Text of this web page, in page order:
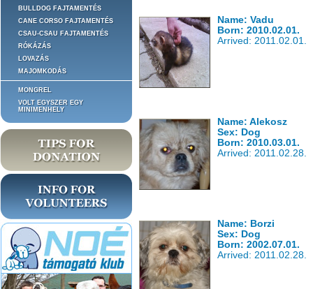
BULLDOG FAJTAMENTÉS
CANE CORSO FAJTAMENTÉS
CSAU-CSAU FAJTAMENTÉS
RÓKÁZÁS
LOVAZÁS
MAJOMKODÁS
MONGREL
VOLT EGYSZER EGY
MINIMENHELY
Name: Vadu
Born: 2010.02.01.
Arrived: 2011.02.01.
Name: Alekosz
Sex: Dog
Born: 2010.03.01.
Arrived: 2011.02.28.
Name: Borzi
Sex: Dog
Born: 2002.07.01.
Arrived: 2011.02.28.